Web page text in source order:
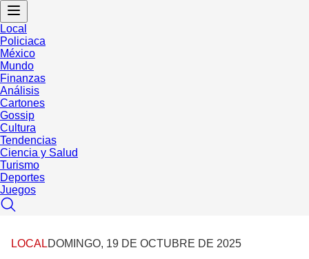
Local
Policiaca
México
Mundo
Finanzas
Análisis
Cartones
Gossip
Cultura
Tendencias
Ciencia y Salud
Turismo
Deportes
Juegos
LOCALDOMINGO, 19 DE OCTUBRE DE 2025